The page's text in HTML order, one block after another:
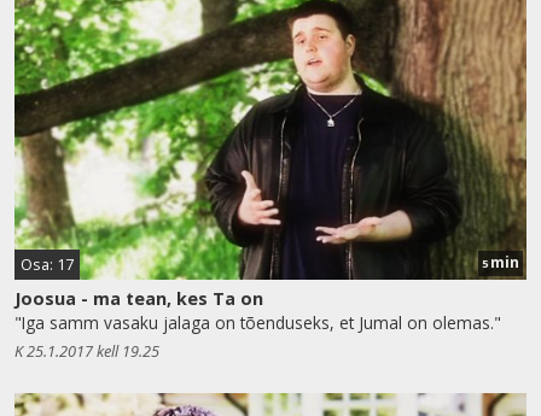
Osa: 17 5 min
Joosua - ma tean, kes Ta on
"Iga samm vasaku jalaga on tõenduseks, et Jumal on olemas."
K 25.1.2017 kell 19.25